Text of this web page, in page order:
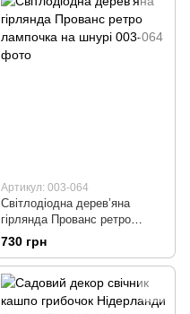
Артикул: 003-064
Світлодіодна дерев’яна
гірлянда Прованс ретро
лампочка на шнурі
730 грн